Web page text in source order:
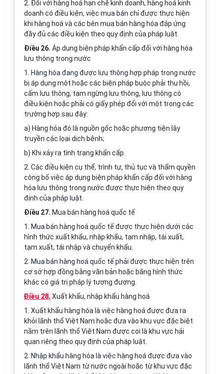
2. Đối với hàng hoá hạn chế kinh doanh, hàng hoá kinh
doanh có điều kiện, việc mua bán chỉ được thực hiện
khi hàng hoá và các bên mua bán hàng hóa đáp ứng
đầy đủ các điều kiện theo quy định của pháp luật.
Điều 26. Áp dụng biện pháp khẩn cấp đối với hàng hóa
lưu thông trong nước
1. Hàng hóa đang được lưu thông hợp pháp trong nước
bị áp dụng một hoặc các biện pháp buộc phải thu hồi,
cấm lưu thông, tạm ngừng lưu thông, lưu thông có
điều kiện hoặc phải có giấy phép đối với một trong các
trường hợp sau đây:
a) Hàng hóa đó là nguồn gốc hoặc phương tiện lây
truyền các loại dịch bệnh;
b) Khi xảy ra tình trạng khẩn cấp.
2. Các điều kiện cụ thể, trình tự, thủ tục và thẩm quyền
công bố việc áp dụng biện pháp khẩn cấp đối với hàng
hóa lưu thông trong nước được thực hiện theo quy
định của pháp luật.
Điều 27. Mua bán hàng hoá quốc tế
1. Mua bán hàng hoá quốc tế được thực hiện dưới các
hình thức xuất khẩu, nhập khẩu, tạm nhập, tái xuất,
tạm xuất, tái nhập và chuyển khẩu.
2. Mua bán hàng hoá quốc tế phải được thực hiện trên
cơ sở hợp đồng bằng văn bản hoặc bằng hình thức
khác có giá trị pháp lý tương đương.
Điều 28.Xuất khẩu, nhập khẩu hàng hoá
1. Xuất khẩu hàng hóa là việc hàng hoá được đưa ra
khỏi lãnh thổ Việt Nam hoặc đưa vào khu vực đặc biệt
nằm trên lãnh thổ Việt Nam được coi là khu vực hải
quan riêng theo quy định của pháp luật.
2. Nhập khẩu hàng hóa là việc hàng hoá được đưa vào
lãnh thổ Việt Nam từ nước ngoài hoặc từ khu vực đặc